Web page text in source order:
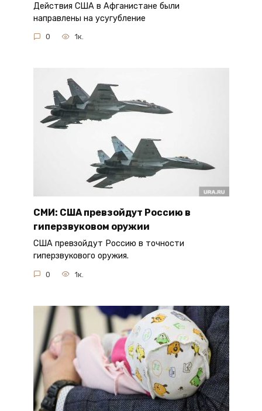
Действия США в Афганистане были
направлены на усугубление
0 1к.
СМИ: США превзойдут Россию в
гиперзвуковом оружии
США превзойдут Россию в точности
гиперзвукового оружия.
0 1к.